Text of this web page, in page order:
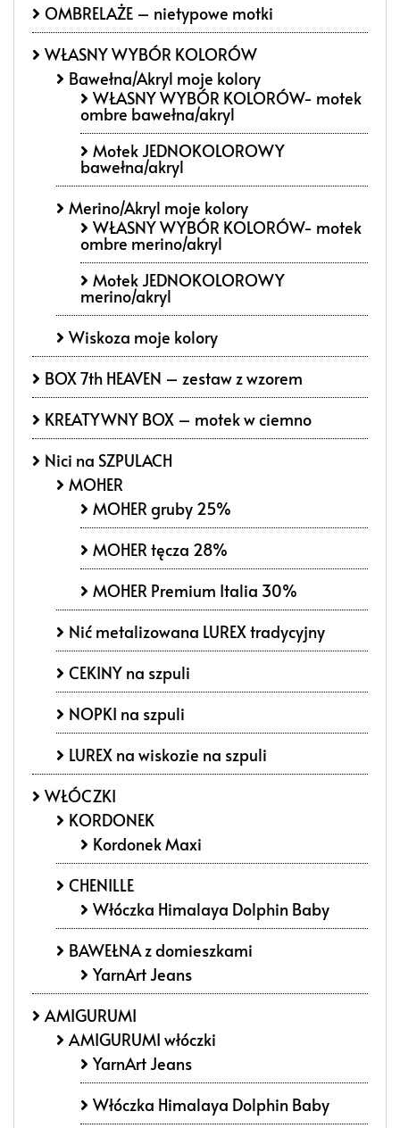
OMBRELAŻE – nietypowe motki
WŁASNY WYBÓR KOLORÓW
Bawełna/Akryl moje kolory
WŁASNY WYBÓR KOLORÓW- motek
ombre bawełna/akryl
Motek JEDNOKOLOROWY
bawełna/akryl
Merino/Akryl moje kolory
WŁASNY WYBÓR KOLORÓW- motek
ombre merino/akryl
Motek JEDNOKOLOROWY
merino/akryl
Wiskoza moje kolory
BOX 7th HEAVEN – zestaw z wzorem
KREATYWNY BOX – motek w ciemno
Nici na SZPULACH
MOHER
MOHER gruby 25%
MOHER tęcza 28%
MOHER Premium Italia 30%
Nić metalizowana LUREX tradycyjny
CEKINY na szpuli
NOPKI na szpuli
LUREX na wiskozie na szpuli
WŁÓCZKI
KORDONEK
Kordonek Maxi
CHENILLE
Włóczka Himalaya Dolphin Baby
BAWEŁNA z domieszkami
YarnArt Jeans
AMIGURUMI
AMIGURUMI włóczki
YarnArt Jeans
Włóczka Himalaya Dolphin Baby